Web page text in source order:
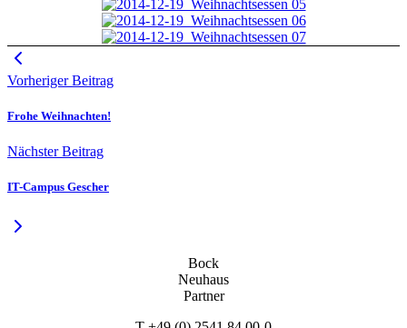
Vorheriger Beitrag
Frohe Weihnachten!
Nächster Beitrag
IT-Campus Gescher
Bock
Neuhaus
Partner